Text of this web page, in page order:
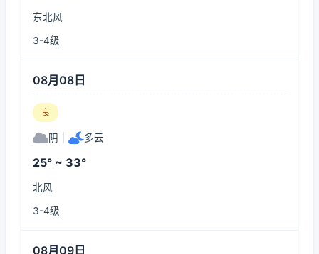
东北风
3-4级
08月08日
良
阴 多云
25° ~ 33°
北风
3-4级
08月09日